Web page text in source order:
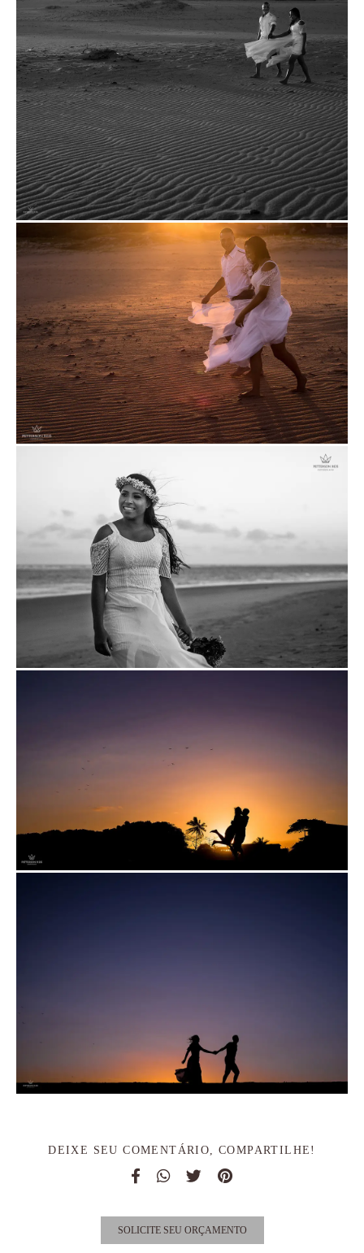
DEIXE SEU COMENTÁRIO, COMPARTILHE!
SOLICITE SEU ORÇAMENTO